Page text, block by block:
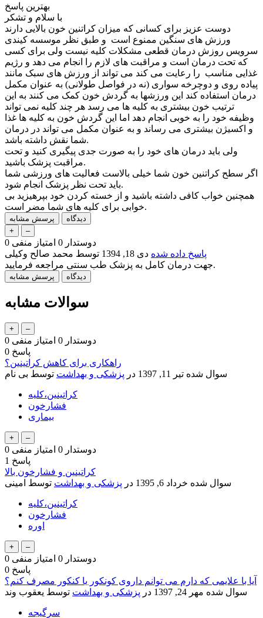
بهترین پاسخ
با سلام و تشکر
دوست عزیز برای کسانی که میزان کراتنین خون بالایی دارند
ورزش های سنگین ممنوع است و طبق نظر موسسه کیندی
سرویس روزش درمان قطعی مشکلات کلیه نیست ولی برای کسی
که تحت درمان است و مراقبت های لازم را انجام می دهد و رژیم
غذایی مناسب را رعایت می کند می تواند از ورزش های سبک مانند
پیاده روی و دوچرخه سواری (نه در فواصل طولانی) به عنوان مکمل
درمان استفاده کند این ورزشها به گردش خون کمک می کنند به این
ترتیب خون بیشتری به کلیه ها می رسد هر چند کلیه نمی تواند
وظیفه خود را به خوبی انجام دهد اما این گردش خون به کلیه ها غذا
و اکسیژن بیشتری می رساند و به عنوان مکمل می تواند در درمان
شما نقش داشته باشد.
ولی باید درمان های خود را به صورت جدی پیگیری کنید و تحت
مراقبت پزشک باشید.
اگر سطح کراتنین خون شما خیلی بالاست فعالیت های ورزشی شما
باید تحت نظر پزشک انجام شود.
همچنین خواب کافی داشته باشید و از خسته کردن خود بپرهیزید بی
خوابی برای کلیه های شما مضر است.
0 دوستدار 0 امتیاز منفی
پاسخ داده شده دی 18, 1394 توسط محمد صالح وکیلی
جهت درمان کامل به پزشک طب سنتی مراجعه فرمایید.
سوالات مشابه
0 دوستدار 0 امتیاز منفی
0 پاسخ
راهکاری برای کاهش کراتینین؟
سوال شده تیر 11, 1397 در پزشکی و بهداشت توسط بی نام
کراتینین،کلیه
فشارخون
بیماری
0 دوستدار 0 امتیاز منفی
1 پاسخ
کراتینین و فشارخون بالا
سوال شده خرداد 6, 1395 در پزشکی و بهداشت توسط امینی
کراتینین،کلیه
فشارخون
اوره
0 دوستدار 0 امتیاز منفی
0 پاسخ
آیا با علایمی که دارم می توانم داروی کونکور یا کنکور مصرف کنم؟
سوال شده مهر 24, 1397 در پزشکی و بهداشت توسط یعقوب وند
سرگیجه